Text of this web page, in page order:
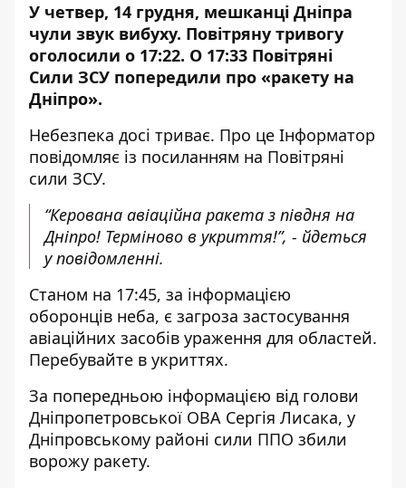
У четвер, 14 грудня, мешканці Дніпра
чули звук вибуху. Повітряну тривогу
оголосили о 17:22. О 17:33 Повітряні
Сили ЗСУ попередили про «ракету на
Дніпро».
Небезпека досі триває. Про це Інформатор
повідомляє із посиланням на Повітряні
сили ЗСУ.
“Керована авіаційна ракета з півдня на
Дніпро! Терміново в укриття!”, - йдеться
у повідомленні.
Станом на 17:45, за інформацією
оборонців неба, є загроза застосування
авіаційних засобів ураження для областей.
Перебувайте в укриттях.
За попередньою інформацією від голови
Дніпропетровської ОВА Сергія Лисака, у
Дніпровському районі сили ППО збили
ворожу ракету.